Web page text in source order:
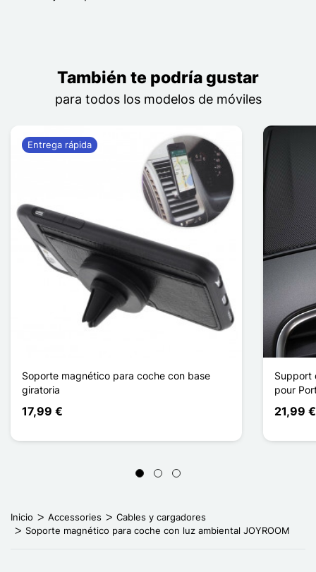
También te podría gustar
para todos los modelos de móviles
Soporte magnético para coche con base
giratoria
17,99 €
Entrega rápida
Support
pour
21,99 €
Inicio Accessories
Cables y cargadores
Soporte magnético para coche con luz ambiental JOYROOM